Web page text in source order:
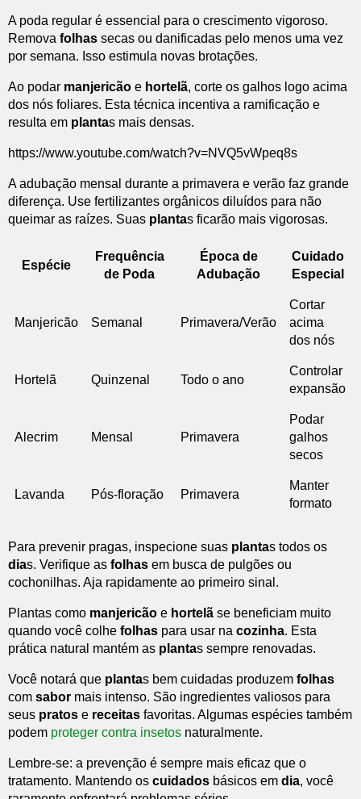
A poda regular é essencial para o crescimento vigoroso.
Remova folhas secas ou danificadas pelo menos uma vez
por semana. Isso estimula novas brotações.
Ao podar manjericão e hortelã, corte os galhos logo acima
dos nós foliares. Esta técnica incentiva a ramificação e
resulta em plantas mais densas.
https://www.youtube.com/watch?v=NVQ5vWpeq8s
A adubação mensal durante a primavera e verão faz grande
diferença. Use fertilizantes orgânicos diluídos para não
queimar as raízes. Suas plantas ficarão mais vigorosas.
Espécie
Frequência
de Poda
Época de
Adubação
Cuidado
Especial
Manjericão Semanal Primavera/Verão
Cortar
acima
dos nós
Hortelã Quinzenal Todo o ano
Controlar
expansão
Alecrim Mensal Primavera
Podar
galhos
secos
Lavanda Pós-floração Primavera
Manter
formato
Para prevenir pragas, inspecione suas plantas todos os
dias. Verifique as folhas em busca de pulgões ou
cochonilhas. Aja rapidamente ao primeiro sinal.
Plantas como manjericão e hortelã se beneficiam muito
quando você colhe folhas para usar na cozinha. Esta
prática natural mantém as plantas sempre renovadas.
Você notará que plantas bem cuidadas produzem folhas
com sabor mais intenso. São ingredientes valiosos para
seus pratos e receitas favoritas. Algumas espécies também
podem proteger contra insetos naturalmente.
Lembre-se: a prevenção é sempre mais eficaz que o
tratamento. Mantendo os cuidados básicos em dia, você